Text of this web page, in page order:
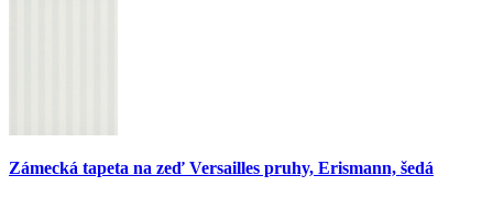
Zámecká tapeta na zeď Versailles pruhy, Erismann, šedá